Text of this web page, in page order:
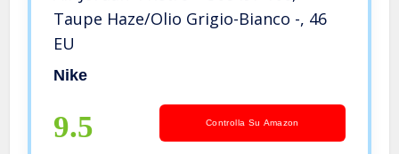
Taupe Haze/Olio Grigio-Bianco -, 46
EU
Nike
9.5 Controlla Su Amazon